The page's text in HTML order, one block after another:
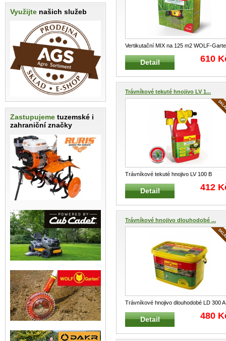
Využijte našich služeb
Zastupujeme tuzemské i
zahraniční značky
Vertikutační MIX na 125 m2 WOLF-
Speciální směs travního semene ...
Detail 610
Trávníkové tekuté hnojivo LV 1...
Trávníkové tekuté hnojivo LV 100 B
VITAL WOLF-Garten aplikátor 1L na 100
m²...Detail 412
Trávníkové hnojivo dlouhodobé ...
Trávníkové hnojivo dlouhodobé LD 300 A
WOLF-GARTEN 4,8 kg na 300 m² ...
Detail 480